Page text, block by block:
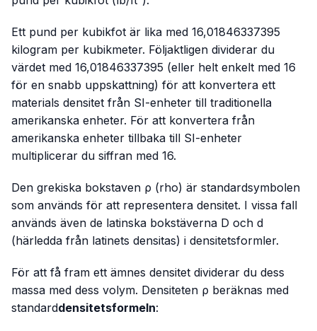
Ett pund per kubikfot är lika med 16,01846337395
kilogram per kubikmeter. Följaktligen dividerar du
värdet med 16,01846337395 (eller helt enkelt med 16
för en snabb uppskattning) för att konvertera ett
materials densitet från SI-enheter till traditionella
amerikanska enheter. För att konvertera från
amerikanska enheter tillbaka till SI-enheter
multiplicerar du siffran med 16.
Den grekiska bokstaven ρ (rho) är standardsymbolen
som används för att representera densitet. I vissa fall
används även de latinska bokstäverna D och d
(härledda från latinets densitas) i densitetsformler.
För att få fram ett ämnes densitet dividerar du dess
massa med dess volym. Densiteten ρ beräknas med
standarddensitetsformeln: